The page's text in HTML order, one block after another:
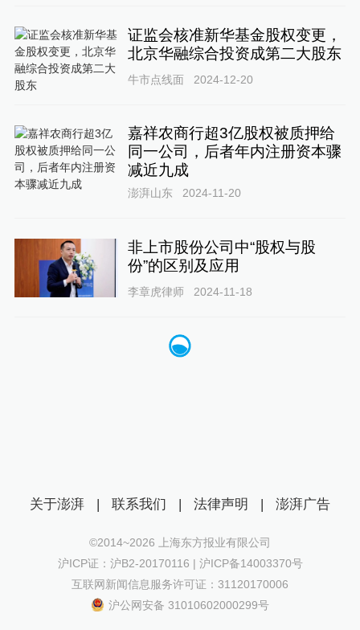
证监会核准新华基金股权变更，
北京华融综合投资成第二大股东
牛市点线面 2024-12-20
嘉祥农商行超3亿股权被质押给
同一公司，后者年内注册资本骤
减近九成
澎湃山东 2024-11-20
非上市股份公司中“股权与股
份”的区别及应用
李章虎律师 2024-11-18
关于澎湃 | 联系我们 | 法律声明 | 澎湃广告
©2014~2026 上海东方报业有限公司
沪ICP证：沪B2-20170116 | 沪ICP备14003370号
互联网新闻信息服务许可证：31120170006
沪公网安备 31010602000299号